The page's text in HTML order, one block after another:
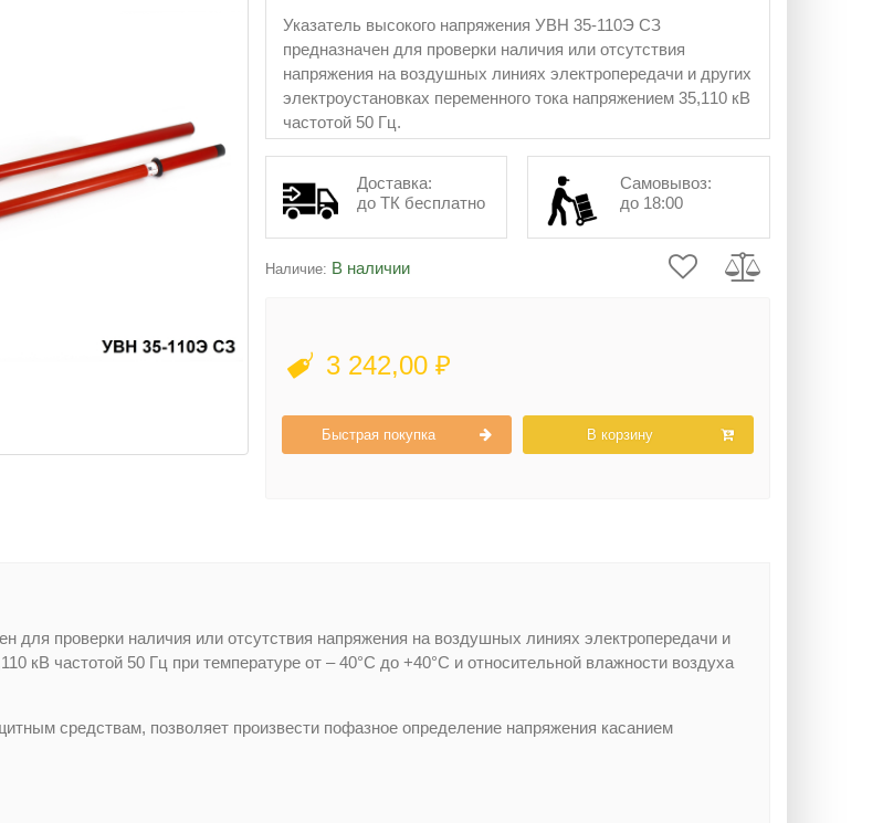
Указатель высокого напряжения УВН 35-110Э СЗ
предназначен для проверки наличия или отсутствия
напряжения на воздушных линиях электропередачи и других
электроустановках переменного тока напряжением 35,110 кВ
частотой 50 Гц.
Доставка:
до ТК бесплатно
Самовывоз:
до 18:00
Наличие: В наличии
3 242,00 ₽
Быстрая покупка В корзину
для проверки наличия или отсутствия напряжения на воздушных линиях электропередачи и
кВ частотой 50 Гц при температуре от – 40°С до +40°С и относительной влажности воздуха
средствам, позволяет произвести пофазное определение напряжения касанием